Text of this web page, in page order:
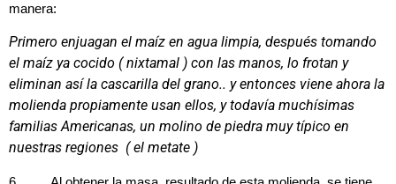
manera:
Primero enjuagan el maíz en agua limpia, después tomando
el maíz ya cocido ( nixtamal ) con las manos, lo frotan y
eliminan así la cascarilla del grano.. y entonces viene ahora la
molienda propiamente usan ellos, y todavía muchísimas
familias Americanas, un molino de piedra muy típico en
nuestras regiones ( el metate )